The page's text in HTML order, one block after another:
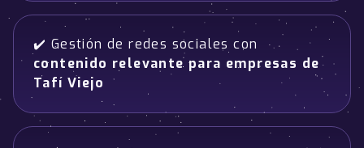
✔️ Gestión de redes sociales con
contenido relevante para empresas de
Tafí Viejo